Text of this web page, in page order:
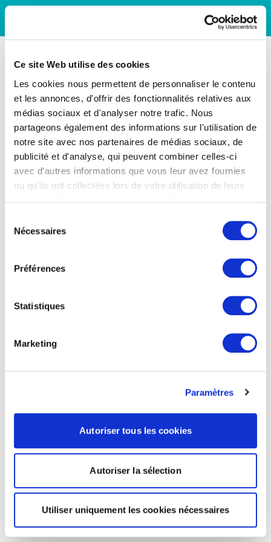
Ce site Web utilise des cookies
Les cookies nous permettent de personnaliser le contenu
et les annonces, d'offrir des fonctionnalités relatives aux
médias sociaux et d'analyser notre trafic. Nous
partageons également des informations sur l'utilisation de
notre site avec nos partenaires de médias sociaux, de
publicité et d'analyse, qui peuvent combiner celles-ci
avec d'autres informations que vous leur avez fournies
ou qu'ils ont collectées lors de votre utilisation de leurs
Nécessaires
Préférences
Statistiques
Marketing
Paramètres
Autoriser tous les cookies
Autoriser la sélection
Utiliser uniquement les cookies nécessaires